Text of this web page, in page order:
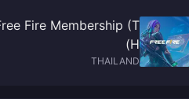
Fire Membership (T
H)
THAILAND